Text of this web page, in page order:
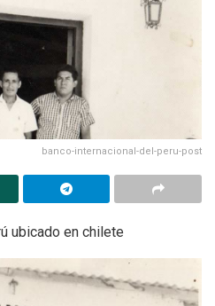
banco-internacional-del-peru-post
ubicado en chilete